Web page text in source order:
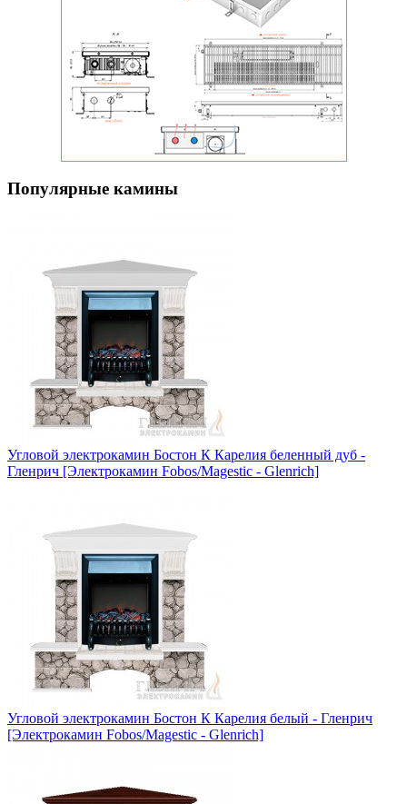
Популярные камины
Угловой электрокамин Бостон К Карелия беленный дуб -
Гленрич [Электрокамин Fobos/Magestic - Glenrich]
Угловой электрокамин Бостон К Карелия белый - Гленрич
[Электрокамин Fobos/Magestic - Glenrich]